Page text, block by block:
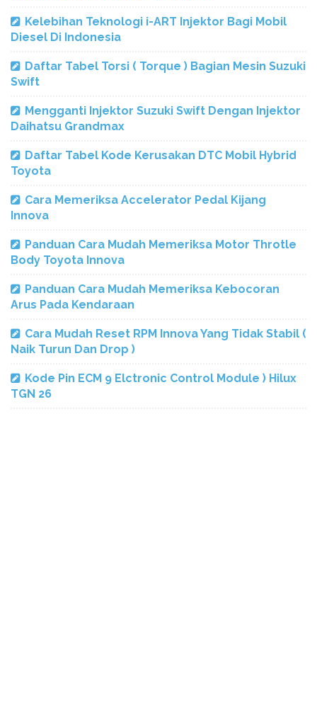
Kelebihan Teknologi i-ART Injektor Bagi Mobil
Diesel Di Indonesia
Daftar Tabel Torsi ( Torque ) Bagian Mesin Suzuki
Swift
Mengganti Injektor Suzuki Swift Dengan Injektor
Daihatsu Grandmax
Daftar Tabel Kode Kerusakan DTC Mobil Hybrid
Toyota
Cara Memeriksa Accelerator Pedal Kijang
Innova
Panduan Cara Mudah Memeriksa Motor Throtle
Body Toyota Innova
Panduan Cara Mudah Memeriksa Kebocoran
Arus Pada Kendaraan
Cara Mudah Reset RPM Innova Yang Tidak Stabil (
Naik Turun Dan Drop )
Kode Pin ECM 9 Elctronic Control Module ) Hilux
TGN 26